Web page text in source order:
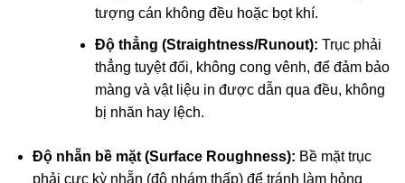
tượng cán không đều hoặc bọt khí.
Độ thẳng (Straightness/Runout): Trục phải
thẳng tuyệt đối, không cong vênh, để đảm bảo
màng và vật liệu in được dẫn qua đều, không
bị nhăn hay lệch.
Độ nhẵn bề mặt (Surface Roughness): Bề mặt trục
phải cực kỳ nhẵn (độ nhám thấp) để tránh làm hỏng